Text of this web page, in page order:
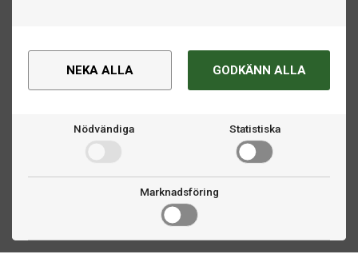
NEKA ALLA GODKÄNN ALLA
Nödvändiga Statistiska
Marknadsföring